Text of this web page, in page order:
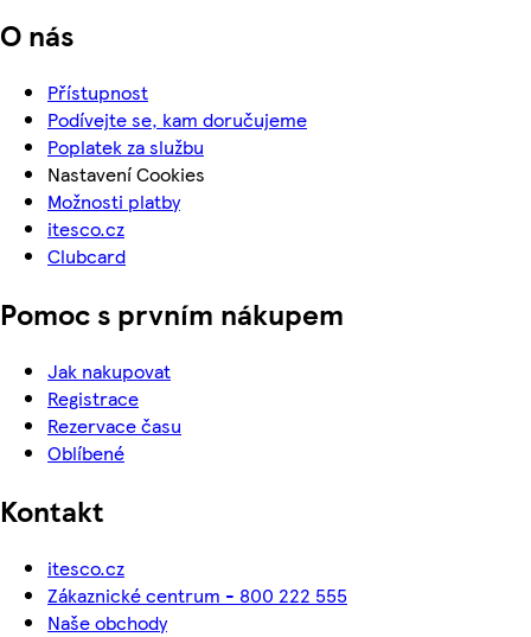
O nás
Přístupnost
Podívejte se, kam doručujeme
Poplatek za službu
Nastavení Cookies
Možnosti platby
itesco.cz
Clubcard
Pomoc s prvním nákupem
Jak nakupovat
Registrace
Rezervace času
Oblíbené
Kontakt
itesco.cz
Zákaznické centrum - 800 222 555
Naše obchody